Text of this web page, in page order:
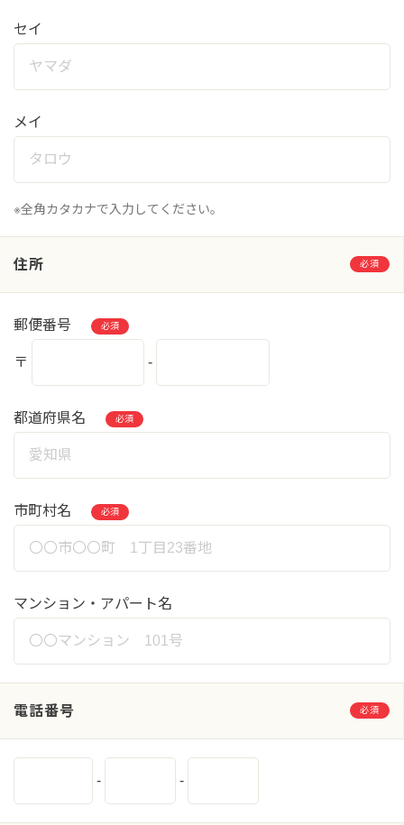
セイ
メイ
※全角カタカナで入力してください。
住所 必須
郵便番号 必須
〒 -
都道府県名 必須
市町村名 必須
マンション・アパート名
電話番号 必須
- -